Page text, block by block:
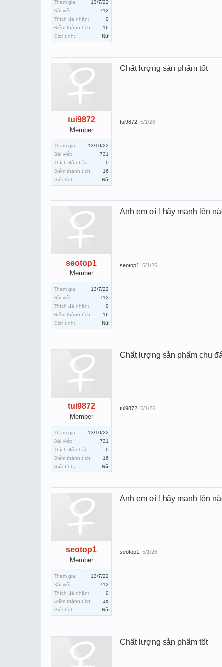
Tham gia:
13/7/22
Bài viết:
712
Thích đã nhận:
0
Điểm thành tích:
16
Giới tính:
Nữ
tui9872
Member
Tham gia:
13/10/22
Bài viết:
731
Thích đã nhận:
0
Điểm thành tích:
16
Giới tính:
Nữ
Chất lượng sản phẩm tốt
tui9872 5/1/26
seotop1
Member
Tham gia:
13/7/22
Bài viết:
712
Thích đã nhận:
0
Điểm thành tích:
16
Giới tính:
Nữ
Anh em ơi ! hãy mạnh lên
seotop1 5/1/26
tui9872
Member
Tham gia:
13/10/22
Bài viết:
731
Thích đã nhận:
0
Điểm thành tích:
16
Giới tính:
Nữ
Chất lượng sản phẩm chu
tui9872 5/1/26
seotop1
Member
Tham gia:
13/7/22
Bài viết:
712
Thích đã nhận:
0
Điểm thành tích:
16
Giới tính:
Nữ
Anh em ơi ! hãy mạnh lên
seotop1 5/1/26
Chất lượng sản phẩm tốt